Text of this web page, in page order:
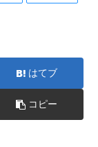
はてブ
コピー